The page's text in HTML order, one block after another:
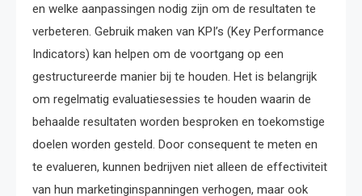
en welke aanpassingen nodig zijn om de resultaten te
verbeteren. Gebruik maken van KPI’s (Key Performance
Indicators) kan helpen om de voortgang op een
gestructureerde manier bij te houden. Het is belangrijk
om regelmatig evaluatiesessies te houden waarin de
behaalde resultaten worden besproken en toekomstige
doelen worden gesteld. Door consequent te meten en
te evalueren, kunnen bedrijven niet alleen de effectiviteit
van hun marketinginspanningen verhogen, maar ook